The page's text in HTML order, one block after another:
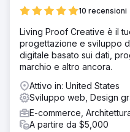
10 recensioni
Living Proof Creative è il
progettazione e sviluppo
digitale basato sui dati,
marchio e altro ancora.
Attivo in: United States
Sviluppo web, Design
E-commerce,
A partire da $5,000